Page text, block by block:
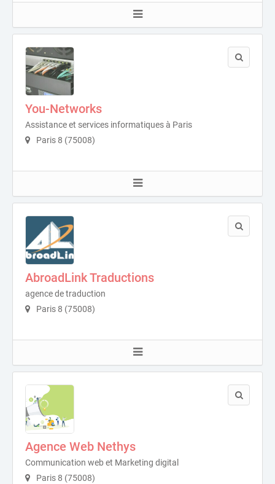
You-Networks
Assistance et services informatiques à Paris
Paris 8 (75008)
AbroadLink Traductions
agence de traduction
Paris 8 (75008)
Agence Web Nethys
Communication web et Marketing digital
Paris 8 (75008)